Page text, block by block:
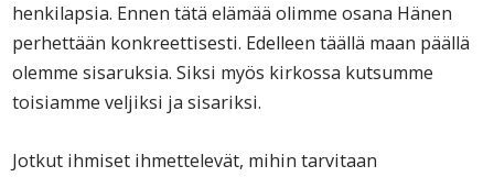
henkilapsia. Ennen tätä elämää olimme osana Hänen
perhettään konkreettisesti. Edelleen täällä maan päällä
olemme sisaruksia. Siksi myös kirkossa kutsumme
toisiamme veljiksi ja sisariksi.
Jotkut ihmiset ihmettelevät, mihin tarvitaan